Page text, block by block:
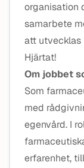
organisation
samarbete
att utvecklas
Hjärtat!
Om jobbet
Som
med
egenvård. I
erfarenhet,